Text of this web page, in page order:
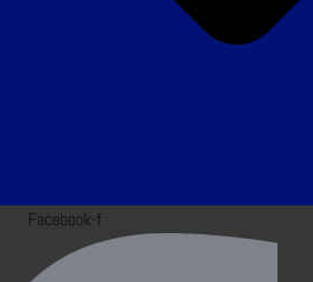
Facebook-f